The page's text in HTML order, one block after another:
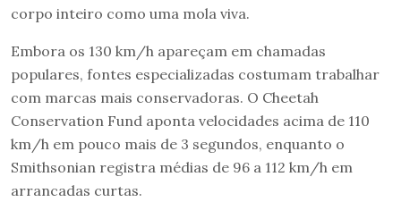
corpo inteiro como uma mola viva.
Embora os 130 km/h apareçam em chamadas
populares, fontes especializadas costumam trabalhar
com marcas mais conservadoras. O Cheetah
Conservation Fund aponta velocidades acima de 110
km/h em pouco mais de 3 segundos, enquanto o
Smithsonian registra médias de 96 a 112 km/h em
arrancadas curtas.